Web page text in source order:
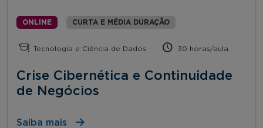
ONLINE CURTA E MÉDIA DURAÇÃO
Tecnologia e Ciência de Dados 30 horas/aula
Crise Cibernética e Continuidade
de Negócios
Saiba mais